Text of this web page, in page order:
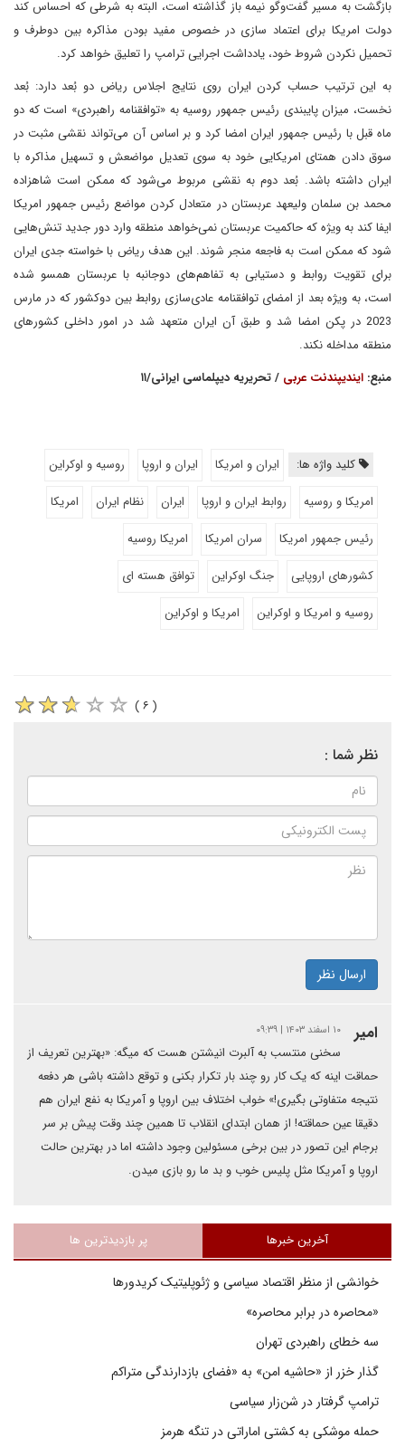
بازگشت به مسیر گفت‌وگو نیمه باز گذاشته است، البته به شرطی که احساس کند
دولت امریکا برای اعتماد سازی در خصوص مفید بودن مذاکره بین دوطرف و
تحمیل نکردن شروط خود، یادداشت اجرایی ترامپ را تعلیق خواهد کرد.
به این ترتیب حساب کردن ایران روی نتایج اجلاس ریاض دو بُعد دارد: بُعد
نخست، میزان پایبندی رئیس جمهور روسیه به «توافقنامه راهبردی» است که دو
ماه قبل با رئیس جمهور ایران امضا کرد و بر اساس آن می‌تواند نقشی مثبت در
سوق دادن همتای امریکایی خود به سوی تعدیل مواضعش و تسهیل مذاکره با
ایران داشته باشد. بُعد دوم به نقشی مربوط می‌شود که ممکن است شاهزاده
محمد بن سلمان ولیعهد عربستان در متعادل کردن مواضع رئیس جمهور امریکا
ایفا کند به ویژه که حاکمیت عربستان نمی‌خواهد منطقه وارد دور جدید تنش‌هایی
شود که ممکن است به فاجعه منجر شوند. این هدف ریاض با خواسته جدی ایران
برای تقویت روابط و دستیابی به تفاهم‌های دوجانبه با عربستان همسو شده
است، به ویژه بعد از امضای توافقنامه عادی‌سازی روابط بین دوکشور که در مارس
2023 در پکن امضا شد و طبق آن ایران متعهد شد در امور داخلی کشورهای
منطقه مداخله نکند.
منبع: ایندیپندنت عربی / تحریریه دیپلماسی ایرانی/۱۱
کلید واژه ها: ایران و امریکا ایران و اروپا
روسیه و اوکراین
امریکا و روسیه
روابط ایران و اروپا ایران نظام ایران
امریکا
رئیس جمهور امریکا
سران امریکا
امریکا روسیه
کشورهای اروپایی
جنگ اوکراین
توافق هسته ای
روسیه و امریکا و اوکراین
امریکا و اوکراین
( ۶ )
نظر شما :
ارسال نظر
امیر ۱۰ اسفند ۱۴۰۳ | ۰۹:۳۹
سخنی منتسب به آلبرت انیشتن هست که میگه: «بهترین تعریف از
حماقت اینه که یک کار رو چند بار تکرار بکنی و توقع داشته باشی هر دفعه
نتیجه متفاوتی بگیری!» خواب اختلاف بین اروپا و آمریکا به نفع ایران هم
دقیقا عین حماقته! از همان ابتدای انقلاب تا همین چند وقت پیش بر سر
برجام این تصور در بین برخی مسئولین وجود داشته اما در بهترین حالت
اروپا و آمریکا مثل پلیس خوب و بد ما رو بازی میدن.
آخرین خبرها پر بازدیدترین ها
خوانشی از منظر اقتصاد سیاسی و ژئوپلیتیک کریدورها
«محاصره در برابر محاصره»
سه خطای راهبردی تهران
گذار خزر از «حاشیه امن» به «فضای بازدارندگی متراکم
ترامپ گرفتار در شن‌زار سیاسی
حمله موشکی به کشتی اماراتی در تنگه هرمز